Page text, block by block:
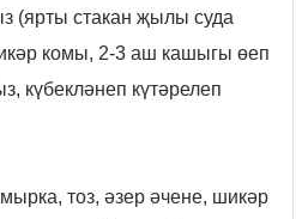
(ярты стакан җылы суда
комы, 2-3 аш кашыгы өеп
күбекләнеп күтәрелеп
тоз, әзер әчене, шикәр